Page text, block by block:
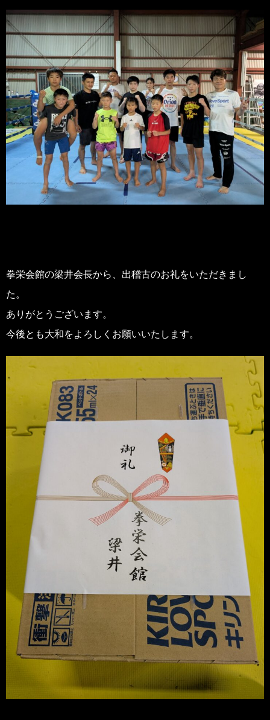
拳栄会館の梁井会長から、出稽古のお礼をいただきまし
た。
ありがとうございます。
今後とも大和をよろしくお願いいたします。